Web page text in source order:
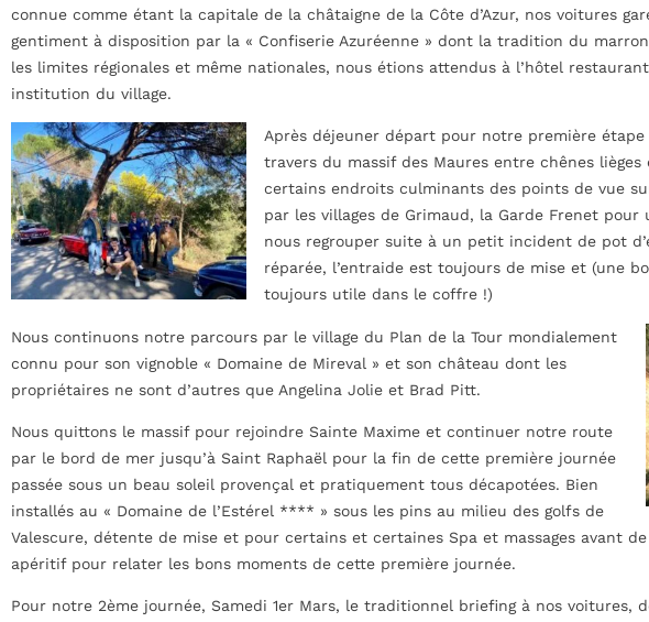
connue comme étant la capitale de la châtaigne de la Côte d’Azur, nos voitures
gentiment à disposition par la « Confiserie Azuréenne » dont la tradition du
les limites régionales et même nationales, nous étions attendus à l’hôtel
institution du village.
Après déjeuner départ pour notre première
travers du massif des Maures entre chênes lièges
certains endroits culminants des points de vue
par les villages de Grimaud, la Garde Frenet
nous regrouper suite à un petit incident de pot
réparée, l’entraide est toujours de mise et (une
toujours utile dans le coffre !)
Nous continuons notre parcours par le village du Plan de la Tour mondialement
connu pour son vignoble « Domaine de Mireval » et son château dont les
propriétaires ne sont d’autres que Angelina Jolie et Brad Pitt.
Nous quittons le massif pour rejoindre Sainte Maxime et continuer notre route
par le bord de mer jusqu’à Saint Raphaël pour la fin de cette première journée
passée sous un beau soleil provençal et pratiquement tous décapotées. Bien
installés au « Domaine de l’Estérel **** » sous les pins au milieu des golfs de
Valescure, détente de mise et pour certains et certaines Spa et massages avant
apéritif pour relater les bons moments de cette première journée.
Pour notre 2ème journée, Samedi 1er Mars, le traditionnel briefing à nos voitures,